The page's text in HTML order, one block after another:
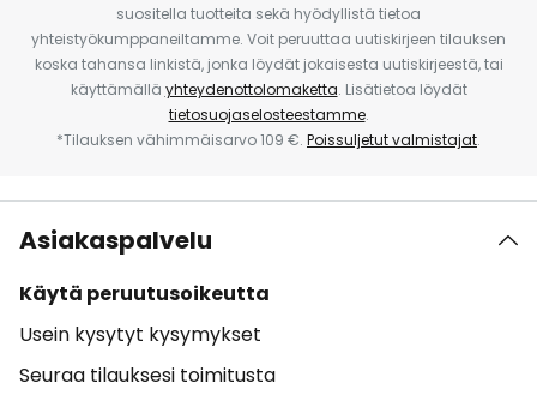
suositella tuotteita sekä hyödyllistä tietoa
yhteistyökumppaneiltamme. Voit peruuttaa uutiskirjeen tilauksen
koska tahansa linkistä, jonka löydät jokaisesta uutiskirjeestä, tai
käyttämällä yhteydenottolomaketta. Lisätietoa löydät
tietosuojaselosteestamme.
*Tilauksen vähimmäisarvo 109 €. Poissuljetut valmistajat.
Asiakaspalvelu
Käytä peruutusoikeutta
Usein kysytyt kysymykset
Seuraa tilauksesi toimitusta